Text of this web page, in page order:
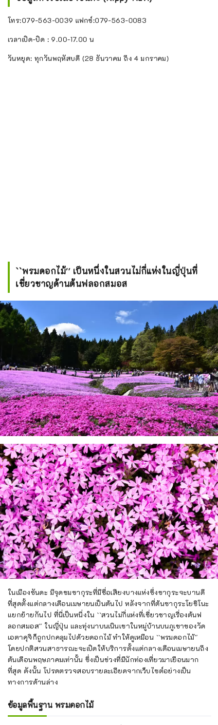
โทร:079-563-0039 แฟกซ์:079-563-0083
เวลาเปิด-ปิด : 9.00-17.00 น
วันหยุด: ทุกวันพฤหัสบดี (28 ธันวาคม ถึง 4 มกราคม)
``พรมดอกไม้'' เป็นหนึ่งในสวนไม่กี่แห่งในญี่ปุ่นที่
เชี่ยวชาญด้านต้นฟลอกสมอส
ในเมืองซันดะ มีจุดชมซากุระที่มีชื่อเสียงบางแห่งซึ่งซากุระจะบานดี
ที่สุดตั้งแต่กลางเดือนเมษายนเป็นต้นไป หลังจากที่ต้นซากุระโยชิโนะ
แยกย้ายกันไป ที่นี่เป็นหนึ่งใน ``สวนไม่กี่แห่งที่เชี่ยวชาญเรื่องต้นฟ
ลอกสมอส'' ในญี่ปุ่น และทุ่งนาบนเนินเขาในหมู่บ้านบนภูเขาของวัด
เอตาคุจิก็ถูกปกคลุมไปด้วยดอกไม้ ทำให้ดูเหมือน ``พรมดอกไม้''
โดยปกติสวนสาธารณะจะเปิดให้บริการตั้งแต่กลางเดือนเมษายนถึง
ต้นเดือนพฤษภาคมเท่านั้น ซึ่งเป็นช่วงที่มีนักท่องเที่ยวมาเยือนมาก
ที่สุด ดังนั้น โปรดตรวจสอบรายละเอียดจากเว็บไซต์อย่างเป็น
ทางการด้านล่าง
ข้อมูลพื้นฐาน พรมดอกไม้